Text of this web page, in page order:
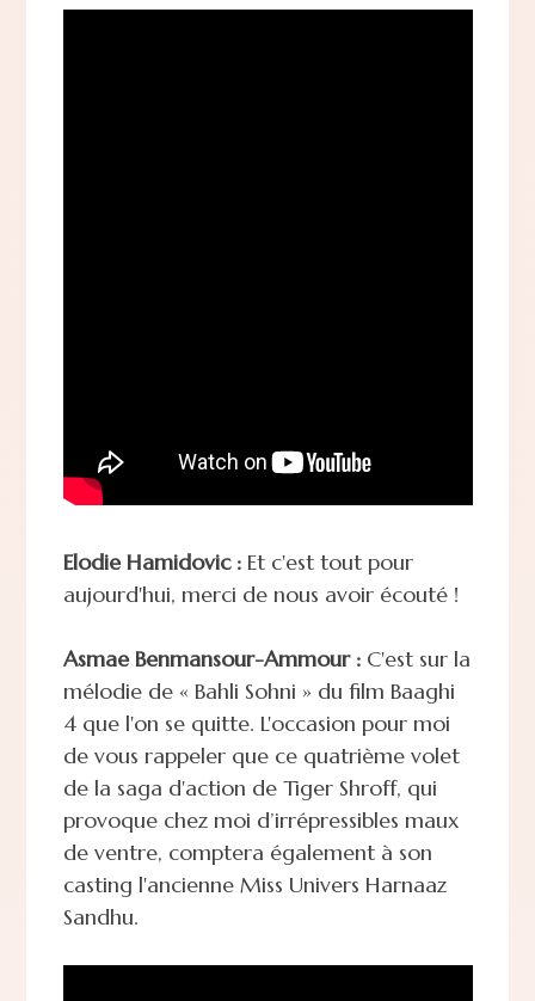
Elodie Hamidovic :Et c'est tout pour
aujourd'hui, merci de nous avoir écouté !
Asmae Benmansour-Ammour :C'est sur la
mélodie de « Bahli Sohni » du film Baaghi
4 que l'on se quitte. L'occasion pour moi
de vous rappeler que ce quatrième volet
de la saga d'action de Tiger Shroff, qui
provoque chez moi d’irrépressibles maux
de ventre, comptera également à son
casting l'ancienne Miss Univers Harnaaz
Sandhu.